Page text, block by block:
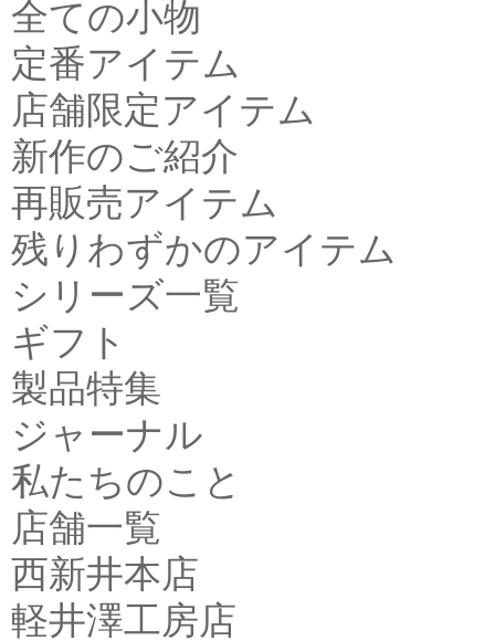
全ての小物
定番アイテム
店舗限定アイテム
新作のご紹介
再販売アイテム
残りわずかのアイテム
シリーズ一覧
ギフト
製品特集
ジャーナル
私たちのこと
店舗一覧
西新井本店
軽井澤工房店